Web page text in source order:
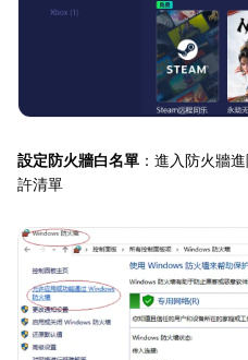
設定防火牆白名單 ：進入防火牆
許清單